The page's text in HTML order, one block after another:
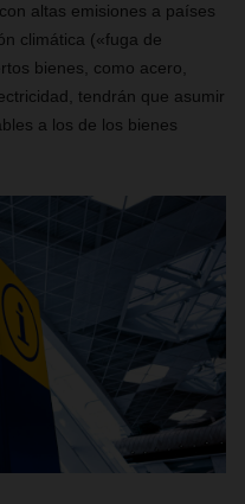
altas emisiones a países
climática («fuga de
bienes, como acero,
tendrán que asumir
a los de los bienes